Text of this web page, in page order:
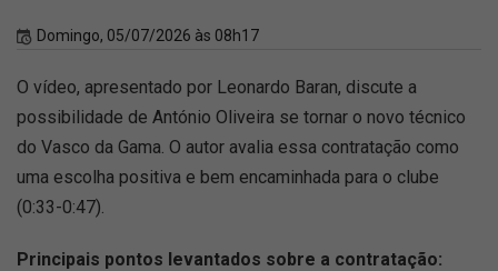
Domingo, 05/07/2026 às 08h17
O vídeo, apresentado por Leonardo Baran, discute a
possibilidade de António Oliveira se tornar o novo técnico
do Vasco da Gama. O autor avalia essa contratação como
uma escolha positiva e bem encaminhada para o clube
(0:33-0:47).
Principais pontos levantados sobre a contratação: